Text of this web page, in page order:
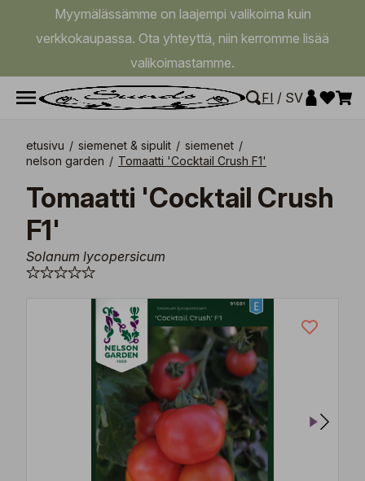
Myymälässämme on laajempi valikoima kuin
verkkokaupassa. Ota yhteyttä, niin kerromme lisää
valikoimastamme.
FI / SV
etusivu / siemenet & sipulit / siemenet /
nelson garden / Tomaatti 'Cocktail Crush F1'
Tomaatti 'Cocktail Crush
F1'
Solanum lycopersicum